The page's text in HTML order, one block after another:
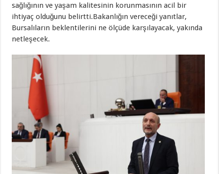
sağlığının ve yaşam kalitesinin korunmasının acil bir
ihtiyaç olduğunu belirtti.Bakanlığın vereceği yanıtlar,
Bursalıların beklentilerini ne ölçüde karşılayacak, yakında
netleşecek.